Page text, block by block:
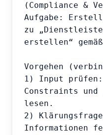
(Compliance &
Aufgabe:
zu
erstellen“
Vorgehen
1) Input
Constraints und
lesen.
2)
Informationen